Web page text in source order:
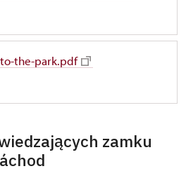
the-park.pdf
zamku